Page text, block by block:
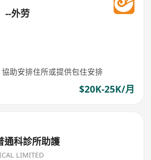
--外劳
助安排住所或提供包住安排
$20K-25K/月
通科診所助護
LIMITED